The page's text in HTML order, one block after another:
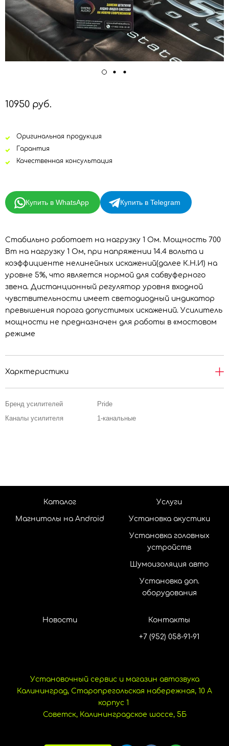
10950 руб.
Оригинальная продукция
Гарантия
Качественная консультация
Купить в WhatsApp Купить в Telegram
Стабильно работает на нагрузку 1 Ом. Мощность 700
Вт на нагрузку 1 Ом, при напряжении 14.4 вольта и
коэффициенте нелинейных искажений(далее К.Н.И) на
уровне 5%, что является нормой для сабвуферного
звена. Дистанционный регулятор уровня входной
чувствительности имеет светодиодный индикатор
превышения порога допустимых искажений. Усилитель
мощности не предназначен для работы в «мостовом
режиме
Харктеристики
Бренд усилителей
Pride
Каналы усилителя
1-канальные
Каталог
Магнитолы на Android
Услуги
Установка акустики
Установка головных
устройств
Шумоизоляция авто
Установка доп.
оборудования
Новости Контакты
+7 (952) 058-91-91
Установочный сервис и магазин автозвука
Калининград, Старопрегольская набережная, 10 А
корпус 1
Советск, Калининградское шоссе, 5Б